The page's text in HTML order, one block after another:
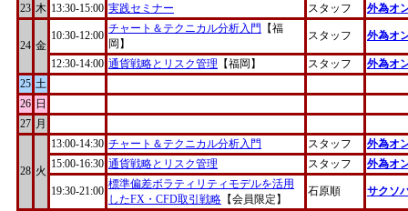
23 木 13:30-15:00 実践セミナー スタッフ 外為オ
24 金
10:30-12:00
チャート＆テクニカル分析入門 【福
岡】
スタッフ 外為オ
12:30-14:00 通貨戦略とリスク管理 【福岡】 スタッフ
外為オ
25 土
26 日
27 月
28 火
13:00-14:30 チャート＆テクニカル分析入門 スタッフ
外為オ
15:00-16:30 通貨戦略とリスク管理 スタッフ 外為オ
19:30-21:00
標準偏差ボラティリティモデルを活用
したFX・CFD取引戦略 【会員限定】
石原順 サクソ